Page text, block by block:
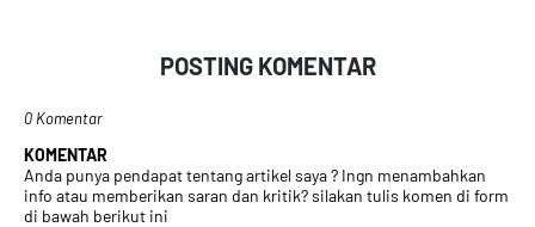
POSTING KOMENTAR
0 Komentar
KOMENTAR
Anda punya pendapat tentang artikel saya ? Ingn menambahkan
info atau memberikan saran dan kritik? silakan tulis komen di form
di bawah berikut ini